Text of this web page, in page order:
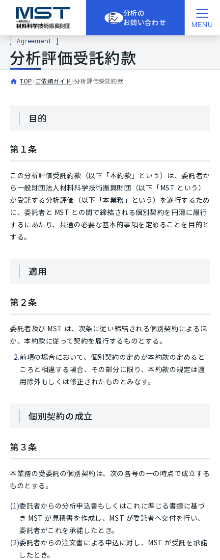
MENU
分析の
お問い合わせ
Agreement
分析評価受託約款
TOP ご依頼ガイド 分析評価受託約款
目的
第１条
この分析評価受託約款（以下「本約款」という）は、委託者か
ら一般財団法人材料科学技術振興財団（以下「MST という）
が受託する分析評価（以下「本業務」という）を遂行するため
に、委託者と MST との間で締結される個別契約を円滑に履行
するにあたり、共通の必要な基本的事項を定めることを目的と
する。
適用
第２条
委託者及び MST は、次条に従い締結される個別契約によるほ
か、本約款に従って契約を履行するものとする。
前項の場合において、個別契約の定めが本約款の定めると
ころと相違する場合、その部分に限り、本約款の規定は適
用除外もしくは修正されたものとみなす。
個別契約の成立
第３条
本業務の受委託の個別契約は、次の各号の一の時点で成立する
ものとする。
委託者からの分析申込書もしくはこれに準じる書類に基づ
き MST が見積書を作成し、MST が委託者へ交付を行い、
委託者がこれを承諾したとき。
委託者からの注文書による申込に対し、MST が受託を承諾
したとき。